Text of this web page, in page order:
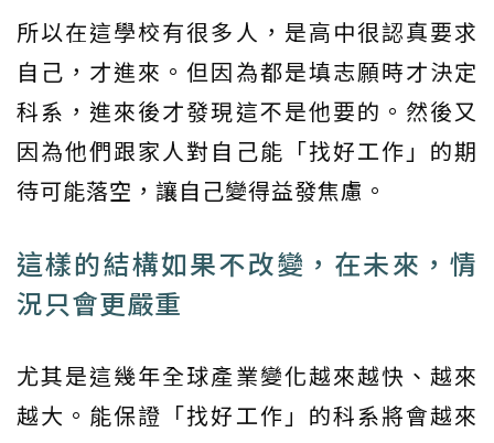
所以在這學校有很多人，是高中很認真要求
自己，才進來。但因為都是填志願時才決定
科系，進來後才發現這不是他要的。然後又
因為他們跟家人對自己能「找好工作」的期
待可能落空，讓自己變得益發焦慮。
這樣的結構如果不改變，在未來，情
況只會更嚴重
尤其是這幾年全球產業變化越來越快、越來
越大。能保證「找好工作」的科系將會越來